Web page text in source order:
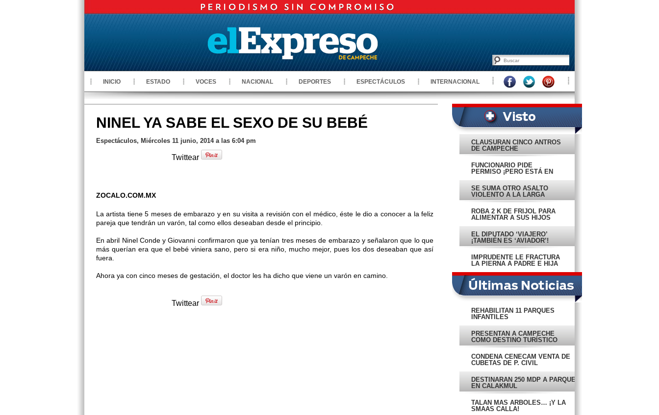
INICIO ESTADO VOCES NACIONAL DEPORTES ESPECTÁCULOS INTERNACIONAL
NINEL YA SABE EL SEXO DE SU BEBÉ
Espectáculos, Miércoles 11 junio, 2014 a las 6:04 pm
Twittear
ZOCALO.COM.MX
La artista tiene 5 meses de embarazo y en su visita a revisión con el médico, éste le dio a conocer a la feliz
pareja que tendrán un varón, tal como ellos deseaban desde el principio.
En abril Ninel Conde y Giovanni confirmaron que ya tenían tres meses de embarazo y señalaron que lo que
más querían era que el bebé viniera sano, pero si era niño, mucho mejor, pues los dos deseaban que así
fuera.
Ahora ya con cinco meses de gestación, el doctor les ha dicho que viene un varón en camino.
Twittear
CLAUSURAN CINCO ANTROS
DE CAMPECHE
FUNCIONARIO PIDE
PERMISO ¡PERO ESTÁ EN
SE SUMA OTRO ASALTO
VIOLENTO A LA LARGA
LISTA
ROBA 2 K DE FRIJOL PARA
ALIMENTAR A SUS HIJOS
EL DIPUTADO ‘VIAJERO’
¡TAMBIÉN ES ‘AVIADOR’!
IMPRUDENTE LE FRACTURA
LA PIERNA A PADRE E HIJA
REHABILITAN 11 PARQUES
INFANTILES
PRESENTAN A CAMPECHE
COMO DESTINO TURÍSTICO
CONDENA CENECAM VENTA DE
CUBETAS DE P. CIVIL
DESTINARÁN 250 MDP A PARQUE
EN CALAKMUL
TALAN MÁS ÁRBOLES… ¡Y LA
SMAAS CALLA!